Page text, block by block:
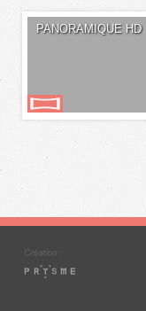
PANORAMIQUE HD